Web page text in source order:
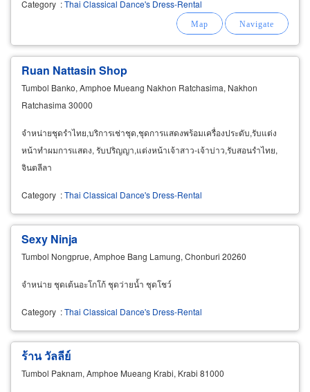
Category :Thai Classical Dance's Dress-Rental
Ruan Nattasin Shop
Tumbol Banko, Amphoe Mueang Nakhon Ratchasima, Nakhon
Ratchasima 30000
จำหน่ายชุดรำไทย,บริการเช่าชุด,ชุดการแสดงพร้อมเครื่องประดับ,รับแต่ง
หน้าทำผมการแสดง, รับปริญญา,แต่งหน้าเจ้าสาว-เจ้าบ่าว,รับสอนรำไทย,
จินตลีลา
Category :Thai Classical Dance's Dress-Rental
Sexy Ninja
Tumbol Nongprue, Amphoe Bang Lamung, Chonburi 20260
จำหน่าย ชุดเต้นอะโกโก้ ชุดว่ายน้ำ ชุดโชว์
Category :Thai Classical Dance's Dress-Rental
ร้าน วัลลีย์
Tumbol Paknam, Amphoe Mueang Krabi, Krabi 81000